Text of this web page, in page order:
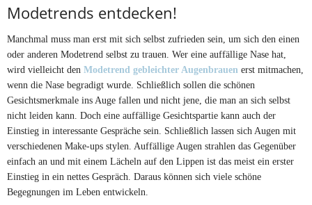
Modetrends entdecken!
Manchmal muss man erst mit sich selbst zufrieden sein, um sich den einen
oder anderen Modetrend selbst zu trauen. Wer eine auffällige Nase hat,
wird vielleicht den Modetrend gebleichter Augenbrauen erst mitmachen,
wenn die Nase begradigt wurde. Schließlich sollen die schönen
Gesichtsmerkmale ins Auge fallen und nicht jene, die man an sich selbst
nicht leiden kann. Doch eine auffällige Gesichtspartie kann auch der
Einstieg in interessante Gespräche sein. Schließlich lassen sich Augen mit
verschiedenen Make-ups stylen. Auffällige Augen strahlen das Gegenüber
einfach an und mit einem Lächeln auf den Lippen ist das meist ein erster
Einstieg in ein nettes Gespräch. Daraus können sich viele schöne
Begegnungen im Leben entwickeln.